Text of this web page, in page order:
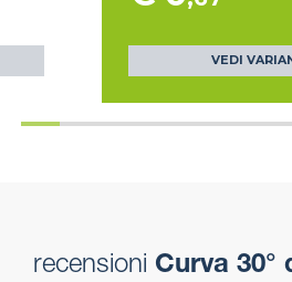
VEDI
recensioni Curva 30°